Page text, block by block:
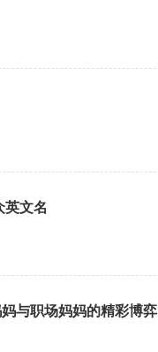
英文名
与职场妈妈的精彩博弈